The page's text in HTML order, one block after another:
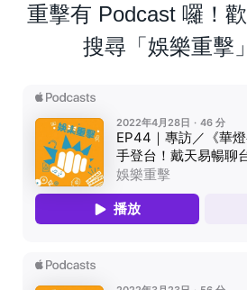
重擊有 Podcast 囉！
搜尋「娛樂重擊